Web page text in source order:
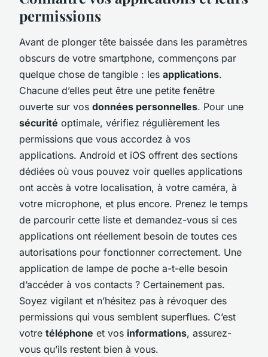
permissions
Avant de plonger tête baissée dans les paramètres
obscurs de votre smartphone, commençons par
quelque chose de tangible : les applications.
Chacune d’elles peut être une petite fenêtre
ouverte sur vos données personnelles. Pour une
sécurité optimale, vérifiez régulièrement les
permissions que vous accordez à vos
applications. Android et iOS offrent des sections
dédiées où vous pouvez voir quelles applications
ont accès à votre localisation, à votre caméra, à
votre microphone, et plus encore. Prenez le temps
de parcourir cette liste et demandez-vous si ces
applications ont réellement besoin de toutes ces
autorisations pour fonctionner correctement. Une
application de lampe de poche a-t-elle besoin
d’accéder à vos contacts ? Certainement pas.
Soyez vigilant et n’hésitez pas à révoquer des
permissions qui vous semblent superflues. C’est
votre téléphone et vos informations, assurez-
vous qu’ils restent bien à vous.